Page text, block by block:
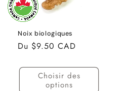
Noix biologiques
Prix
Du $9.50 CAD
Choisir des
options